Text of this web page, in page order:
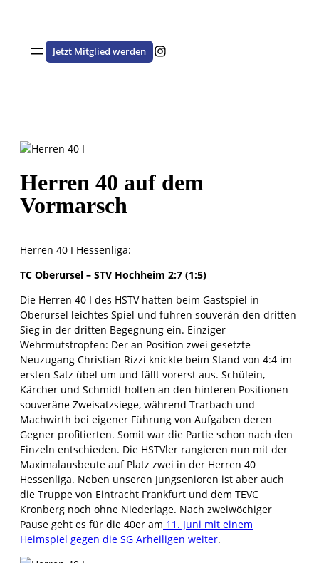
springen
Jetzt Mitglied werden Besuche den HSTV auf Instagram
Herren 40 auf dem
Vormarsch
Herren 40 I Hessenliga:
TC Oberursel – STV Hochheim 2:7 (1:5)
Die Herren 40 I des HSTV hatten beim Gastspiel in
Oberursel leichtes Spiel und fuhren souverän den dritten
Sieg in der dritten Begegnung ein. Einziger
Wehrmutstropfen: Der an Position zwei gesetzte
Neuzugang Christian Rizzi knickte beim Stand von 4:4 im
ersten Satz übel um und fällt vorerst aus. Schülein,
Kärcher und Schmidt holten an den hinteren Positionen
souveräne Zweisatzsiege, während Trarbach und
Machwirth bei eigener Führung von Aufgaben deren
Gegner profitierten. Somit war die Partie schon nach den
Einzeln entschieden. Die HSTVler rangieren nun mit der
Maximalausbeute auf Platz zwei in der Herren 40
Hessenliga. Neben unseren Jungsenioren ist aber auch
die Truppe von Eintracht Frankfurt und dem TEVC
Kronberg noch ohne Niederlage. Nach zweiwöchiger
Pause geht es für die 40er am 11. Juni mit einem
Heimspiel gegen die SG Arheiligen weiter.